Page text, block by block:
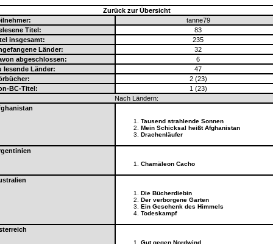
Zurück zur Übersicht
tanne79
Titel:
83
insgesamt:
235
Länder:
32
abgeschlossen:
6
lesende Länder:
47
2 (23)
BC-Titel:
1 (23)
Nach Ländern:
Tausend strahlende Sonnen
Mein Schicksal heißt Afghanistan
Drachenläufer
Chamäleon Cacho
Die Bücherdiebin
Der verborgene Garten
Ein Geschenk des Himmels
Todeskampf
Gut gegen Nordwind